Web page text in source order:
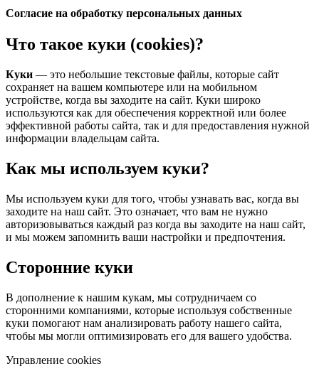
Согласие на обработку персональных данных
Что такое куки (cookies)?
Куки — это небольшие текстовые файлы, которые сайт
сохраняет на вашем компьютере или на мобильном
устройстве, когда вы заходите на сайт. Куки широко
используются как для обеспечения корректной или более
эффективной работы сайта, так и для предоставления нужной
информации владельцам сайта.
Как мы используем куки?
Мы используем куки для того, чтобы узнавать вас, когда вы
заходите на наш сайт. Это означает, что вам не нужно
авторизовываться каждый раз когда вы заходите на наш сайт,
и мы можем запомнить ваши настройки и предпочтения.
Сторонние куки
В дополнение к нашим кукам, мы сотрудничаем со
сторонними компаниями, которые используя собственные
куки помогают нам анализировать работу нашего сайта,
чтобы мы могли оптимизировать его для вашего удобства.
Управление cookies